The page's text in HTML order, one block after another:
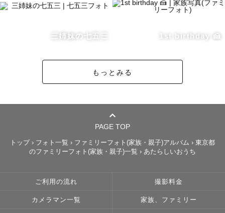
9月平日◎土日◎
11月平日◎土日△
ご予約いただいたタイミングに合わせた指名料となりま
キャンセルいただいても、元の指名料が適応となります。
＼割引キャンペーン中！／
さった方に限り、
三姉妹の七五三 1st birthday 🍰
もっとみる
PAGE TOP
トップ › フォト一覧 › ファミリーフォト(家族・親子)アルバム › 東京都
のファミリーフォト(家族・親子)一覧 › あたらしいおうち
ご利用の流れ 撮影料金
カメラマン一覧 家族、ファミリー